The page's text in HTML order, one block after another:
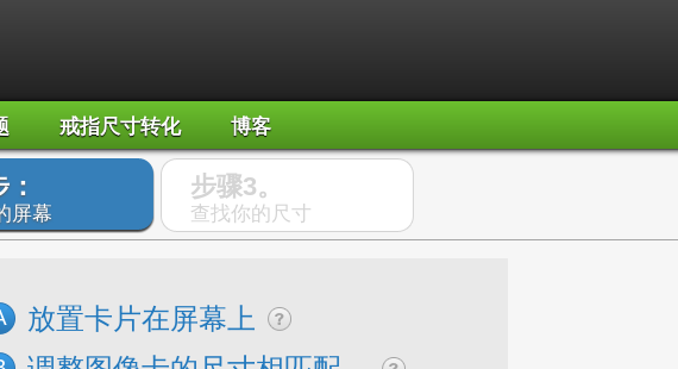
戒指尺寸转化 博客
屏幕
步骤3。
查找你的尺寸
放置卡片在屏幕上